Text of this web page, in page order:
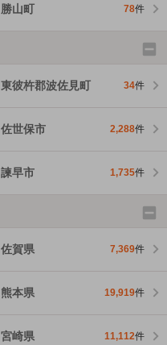
勝山町 78件
東彼杵郡波佐見町 34件
佐世保市 2,288件
諫早市 1,735件
佐賀県 7,369件
熊本県 19,919件
宮崎県 11,112件